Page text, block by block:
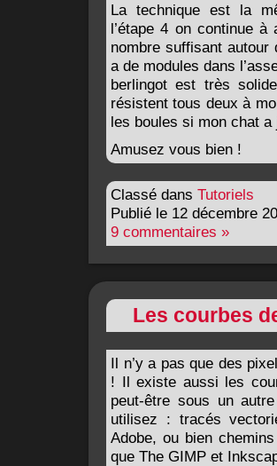
La technique est la
l’étape 4 on continue
nombre suffisant
a de modules dans
berlingot est très
résistent tous deux à
les boules si mon chat a
Amusez vous bien !
Classé dans Tutoriels
Publié le 12 décembre
9 commentaires »
Les courbes
Il n’y a pas que des
! Il existe aussi les
peut-être sous un
utilisez : tracés
Adobe, ou bien
que The GIMP et